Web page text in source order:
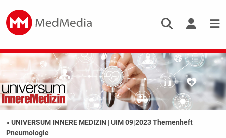
« UNIVERSUM INNERE MEDIZIN |UIM 09|2023 Themenheft
Pneumologie